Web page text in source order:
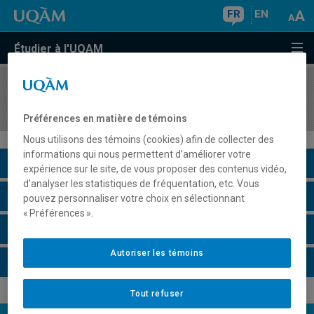
FR EN
Étudier à l'UQAM
COURS//
Description du cours
Horaire - Été 2026
Préférences en matière de témoins
Nous utilisons des témoins (cookies) afin de collecter des
informations qui nous permettent d’améliorer votre
expérience sur le site, de vous proposer des contenus vidéo,
d’analyser les statistiques de fréquentation, etc. Vous
pouvez personnaliser votre choix en sélectionnant
« Préférences ».
Tout refuser
Autoriser les témoins